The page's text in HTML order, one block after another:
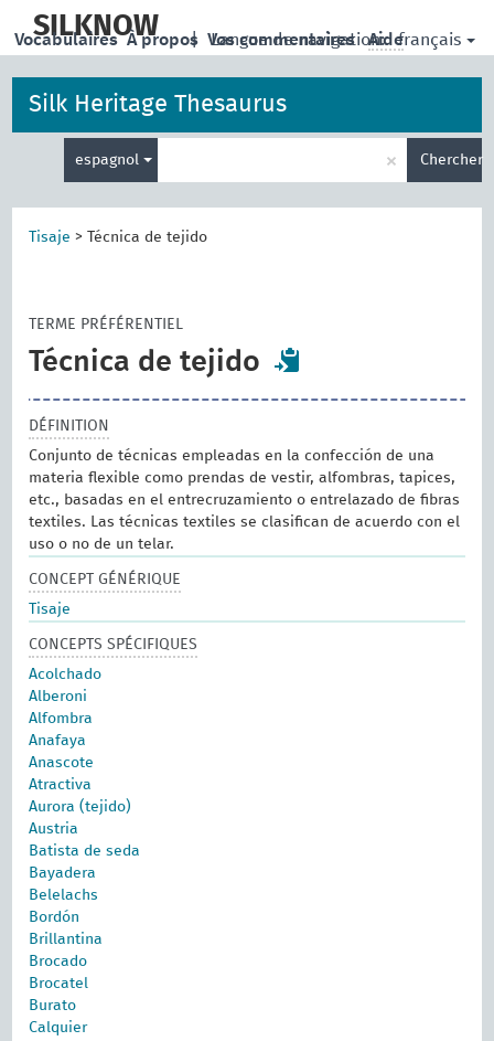
main
SILKNOW | Langue de navigation: français
Vocabulaires À propos Vos commentaires Aide
Silk Heritage Thesaurus
espagnol
de
recherche
× Chercher
Tisaje > Técnica de tejido
TERME PRÉFÉRENTIEL
Técnica de tejido
DÉFINITION
Conjunto de técnicas empleadas en la confección de una
materia flexible como prendas de vestir, alfombras, tapices,
etc., basadas en el entrecruzamiento o entrelazado de fibras
textiles. Las técnicas textiles se clasifican de acuerdo con el
uso o no de un telar.
CONCEPT GÉNÉRIQUE
Tisaje
CONCEPTS SPÉCIFIQUES
Acolchado
Alberoni
Alfombra
Anafaya
Anascote
Atractiva
Aurora (tejido)
Austria
Batista de seda
Bayadera
Belelachs
Bordón
Brillantina
Brocado
Brocatel
Burato
Calquier